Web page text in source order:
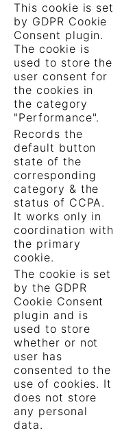
This cookie is set
by GDPR Cookie
Consent plugin.
The cookie is
used to store the
user consent for
the cookies in
the category
"Performance".
Records the
default button
state of the
corresponding
category & the
status of CCPA.
It works only in
coordination with
the primary
cookie.
The cookie is set
by the GDPR
Cookie Consent
plugin and is
used to store
whether or not
user has
consented to the
use of cookies. It
does not store
any personal
data.